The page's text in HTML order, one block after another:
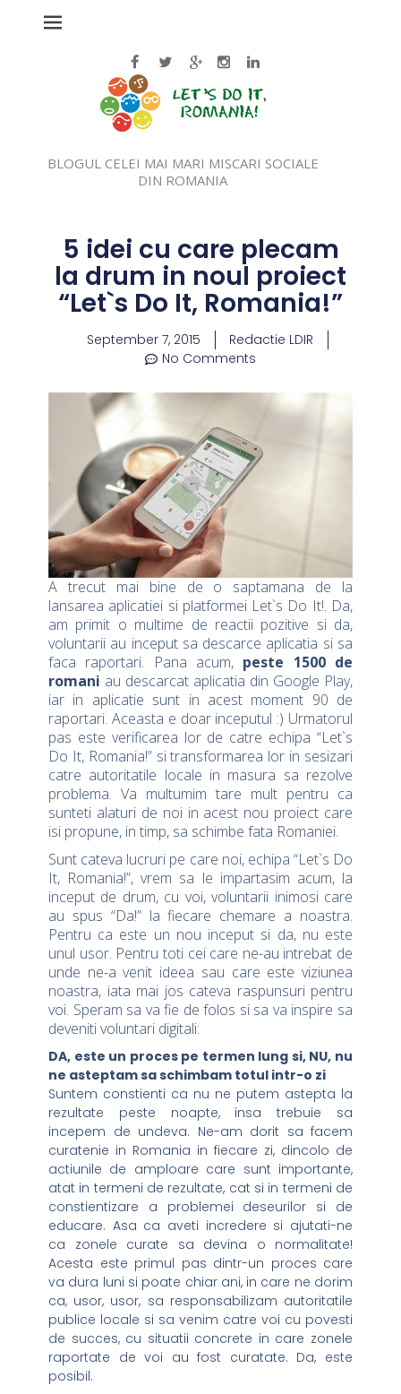
BLOGUL CELEI MAI MARI MISCARI SOCIALE
DIN ROMANIA
5 idei cu care plecam
la drum in noul proiect
“Let`s Do It, Romania!”
September 7, 2015
Redactie LDIR
No Comments
A trecut mai bine de o saptamana de la
lansarea aplicatiei si platformei Let`s Do It!. Da,
am primit o multime de reactii pozitive si da,
voluntarii au inceput sa descarce aplicatia si sa
faca raportari. Pana acum, peste 1500 de
romani au descarcat aplicatia din Google Play,
iar in aplicatie sunt in acest moment 90 de
raportari. Aceasta e doar inceputul :) Urmatorul
pas este verificarea lor de catre echipa “Let`s
Do It, Romania!” si transformarea lor in sesizari
catre autoritatile locale in masura sa rezolve
problema. Va multumim tare mult pentru ca
sunteti alaturi de noi in acest nou proiect care
isi propune, in timp, sa schimbe fata Romaniei.
Sunt cateva lucruri pe care noi, echipa “Let`s Do
It, Romania!”, vrem sa le impartasim acum, la
inceput de drum, cu voi, voluntarii inimosi care
au spus “Da!” la fiecare chemare a noastra.
Pentru ca este un nou inceput si da, nu este
unul usor. Pentru toti cei care ne-au intrebat de
unde ne-a venit ideea sau care este viziunea
noastra, iata mai jos cateva raspunsuri pentru
voi. Speram sa va fie de folos si sa va inspire sa
deveniti voluntari digitali:
DA, este un proces pe termen lung si, NU, nu
ne asteptam sa schimbam totul intr-o zi
Suntem constienti ca nu ne putem astepta la
rezultate peste noapte, insa trebuie sa
incepem de undeva. Ne-am dorit sa facem
curatenie in Romania in fiecare zi, dincolo de
actiunile de amploare care sunt importante,
atat in termeni de rezultate, cat si in termeni de
constientizare a problemei deseurilor si de
educare. Asa ca aveti incredere si ajutati-ne
ca zonele curate sa devina o normalitate!
Acesta este primul pas dintr-un proces care
va dura luni si poate chiar ani, in care ne dorim
ca, usor, usor, sa responsabilizam autoritatile
publice locale si sa venim catre voi cu povesti
de succes, cu situatii concrete in care zonele
raportate de voi au fost curatate. Da, este
posibil.